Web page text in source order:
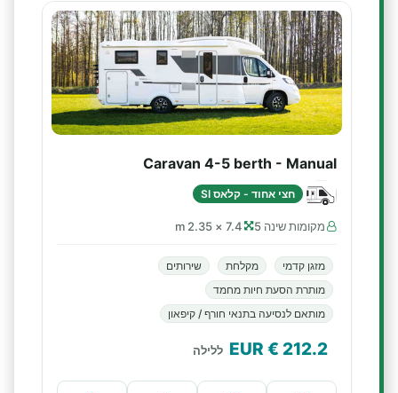
Caravan 4-5 berth - Manual
חצי אחוד - קלאס SI
מקומות שינה 5 7.4 × 2.35 m
מזגן קדמי מקלחת
שירותים
מותרת הסעת חיות מחמד
מותאם לנסיעה בתנאי חורף / קיפאון
212.2
€ EUR ללילה